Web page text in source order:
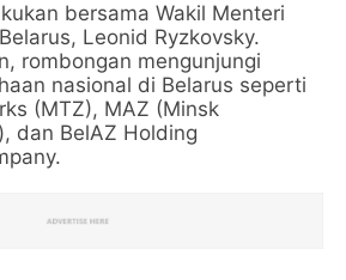
bersama Wakil Menteri
Leonid Ryzkovsky.
rombongan mengunjungi
nasional di Belarus seperti
(MTZ), MAZ (Minsk
dan BelAZ Holding